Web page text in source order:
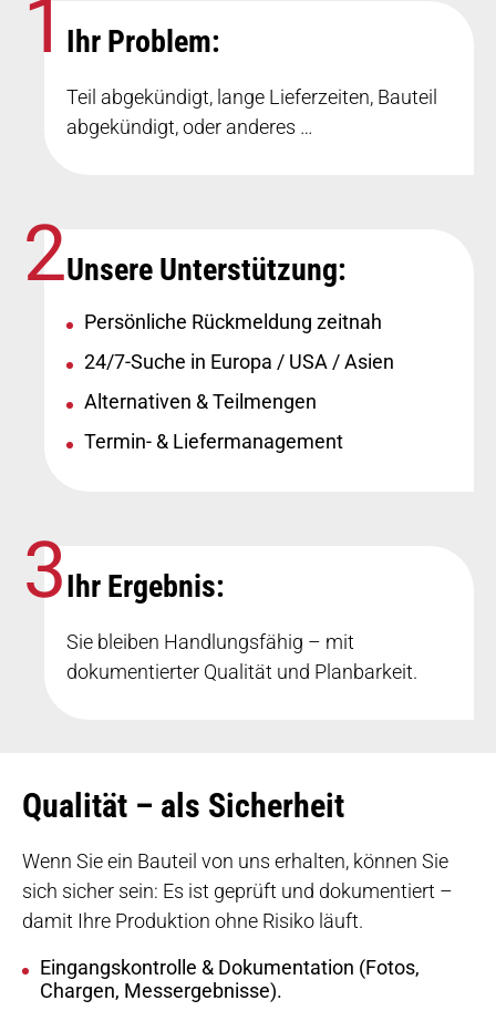
Ihr Problem:
Teil abgekündigt, lange Lieferzeiten, Bauteil
abgekündigt, oder anderes …
Unsere Unterstützung:
Persönliche Rückmeldung zeitnah
24/7-Suche in Europa / USA / Asien
Alternativen & Teilmengen
Termin- & Liefermanagement
Ihr Ergebnis:
Sie bleiben Handlungsfähig – mit
dokumentierter Qualität und Planbarkeit.
Qualität – als Sicherheit
Wenn Sie ein Bauteil von uns erhalten, können Sie
sich sicher sein: Es ist geprüft und dokumentiert –
damit Ihre Produktion ohne Risiko läuft.
Eingangskontrolle & Dokumentation (Fotos,
Chargen, Messergebnisse).